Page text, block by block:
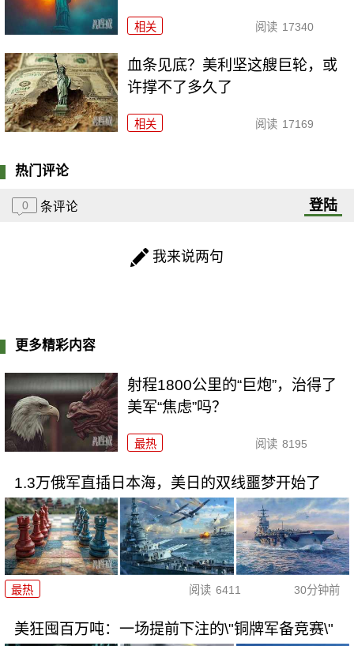
相关 阅读 17340
血条见底？美利坚这艘巨轮，或
许撑不了多久了
相关 阅读 17169
热门评论
0 条评论 登陆
我来说两句
更多精彩内容
射程1800公里的“巨炮”，治得了
美军“焦虑”吗？
最热 阅读 8195
1.3万俄军直插日本海，美日的双线噩梦开始了
最热 阅读 6411 30分钟前
美狂囤百万吨：一场提前下注的\"铜牌军备竞赛\"